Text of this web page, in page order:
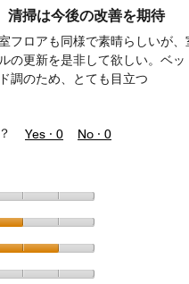
清掃は今後の改善を期待
フロアも同様で素晴らしいが、
の更新を是非して欲しい。ベッ
調のため、とても目立つ
Yes · 0 No · 0